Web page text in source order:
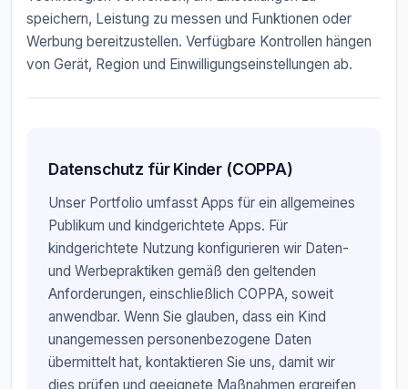
speichern, Leistung zu messen und Funktionen oder
Werbung bereitzustellen. Verfügbare Kontrollen hängen
von Gerät, Region und Einwilligungseinstellungen ab.
Datenschutz für Kinder (COPPA)
Unser Portfolio umfasst Apps für ein allgemeines
Publikum und kindgerichtete Apps. Für
kindgerichtete Nutzung konfigurieren wir Daten-
und Werbepraktiken gemäß den geltenden
Anforderungen, einschließlich COPPA, soweit
anwendbar. Wenn Sie glauben, dass ein Kind
unangemessen personenbezogene Daten
übermittelt hat, kontaktieren Sie uns, damit wir
dies prüfen und geeignete Maßnahmen ergreifen